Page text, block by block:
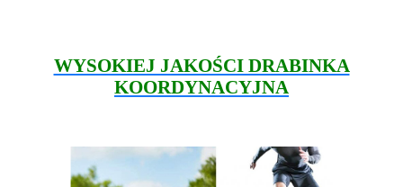
WYSOKIEJ JAKOŚCI DRABINKA
KOORDYNACYJNA